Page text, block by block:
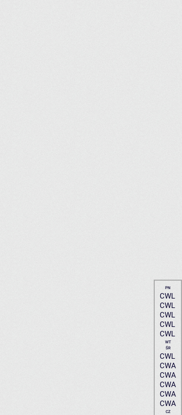
PN
CWL
CWL
CWL
CWL
CWL
WT
ŚR
CWL
CWA
CWA
CWA
CWA
CWA
CZ